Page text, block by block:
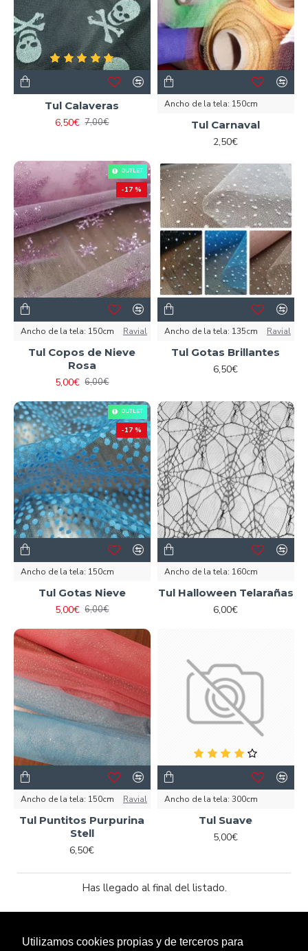
Utilizamos cookies propias y de terceros para
Tul Calaveras
6,50€ 7,00€
Ancho de la tela: 150cm
Tul Carnaval
2,50€
OUTLET
-17 %
Ancho de la tela: 150cm Ravial
Tul Copos de Nieve
Rosa
5,00€ 6,00€
Ancho de la tela: 135cm Ravial
Tul Gotas Brillantes
6,50€
OUTLET
-17 %
Ancho de la tela: 150cm
Tul Gotas Nieve
5,00€ 6,00€
Ancho de la tela: 160cm
Tul Halloween Telarañas
6,00€
Ancho de la tela: 150cm Ravial
Tul Puntitos Purpurina
Stell
6,50€
Ancho de la tela: 300cm
Tul Suave
5,00€
Has llegado al final del listado.
Información